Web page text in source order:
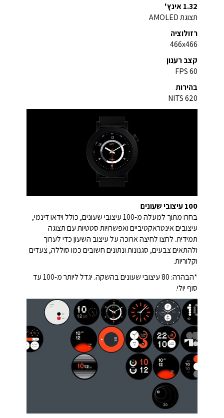
1.32 אינץ'
תצוגת AMOLED
רזולוציה
466x466
קצב רענון
60 FPS
בהירות
620 NITS
100 עיצובי שעונים
בחרו מתוך למעלה מ-100 עיצובי שעונים, כולל וידאו דינמי,
עיצובים אינטראקטיביים ואפשרויות סטטיות עם תצוגה
תמידית. לחצו לחיצה ארוכה על עיצוב השעון כדי לערוך
ולהתאים צבעים, סגנונות ונתונים חשובים כמו סוללה, צעדים
וקלוריות.
*הבהרה: 80 עיצובי שעונים בהשקה. יגדל ליותר מ-100 עד
סוף יולי.